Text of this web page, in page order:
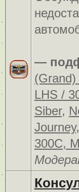
—
(Grand)
LHS /
Siber,
Journey,
300C,